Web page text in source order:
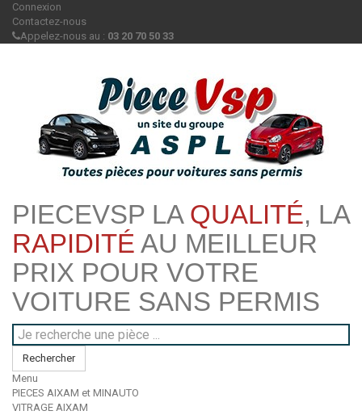
Connexion
Contactez-nous
Appelez-nous au : 03 20 70 50 33
PIECEVSP LA QUALITÉ, LA
RAPIDITÉ AU MEILLEUR
PRIX POUR VOTRE
VOITURE SANS PERMIS
Rechercher
Menu
PIECES AIXAM et MINAUTO
VITRAGE AIXAM